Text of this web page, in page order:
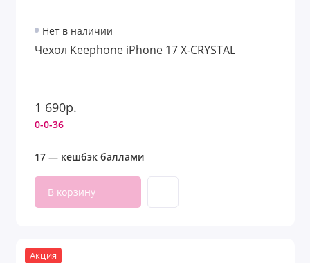
Нет в наличии
Чехол Keephone iPhone 17 X-CRYSTAL
1 690р.
0-0-36
17 — кешбэк баллами
В корзину
Акция